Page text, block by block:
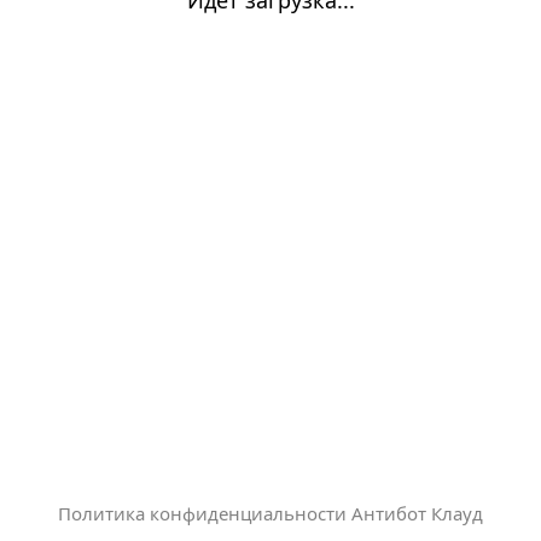
Политика конфиденциальности Антибот Клауд